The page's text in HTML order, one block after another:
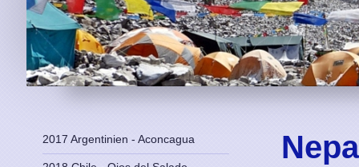
2017 Argentinien - Aconcagua